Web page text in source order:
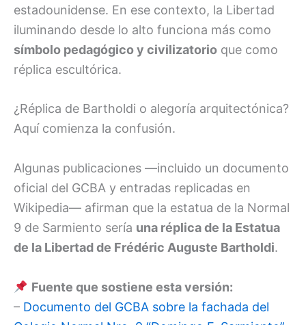
estadounidense. En ese contexto, la Libertad
iluminando desde lo alto funciona más como
símbolo pedagógico y civilizatorio que como
réplica escultórica.
¿Réplica de Bartholdi o alegoría arquitectónica?
Aquí comienza la confusión.
Algunas publicaciones —incluido un documento
oficial del GCBA y entradas replicadas en
Wikipedia— afirman que la estatua de la Normal
9 de Sarmiento sería una réplica de la Estatua
de la Libertad de Frédéric Auguste Bartholdi.
Fuente que sostiene esta versión:
– Documento del GCBA sobre la fachada del